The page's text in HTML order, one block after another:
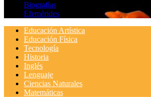
Biografías
Efemérides
Educación Artística
Educación Física
Tecnología
Historia
Inglés
Lenguaje
Ciencias Naturales
Matemáticas